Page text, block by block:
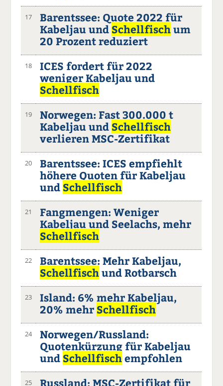
17
Barentssee: Quote 2022 für
Kabeljau und Schellfischum
20 Prozent reduziert
18
ICES fordert für 2022
weniger Kabeljau und
Schellfisch
19
Norwegen: Fast 300.000 t
Kabeljau und Schellfisch
verlieren MSC-Zertifikat
20
Barentssee: ICES empfiehlt
höhere Quoten für Kabeljau
und Schellfisch
21
Fangmengen: Weniger
Kabeljau und Seelachs, mehr
Schellfisch
22
Barentssee: Mehr Kabeljau,
Schellfischund Rotbarsch
23
Island: 6% mehr Kabeljau,
20% mehr Schellfisch
24
Norwegen/Russland:
Quotenkürzung für Kabeljau
und Schellfischempfohlen
25 Russland: MSC-Zertifikat für